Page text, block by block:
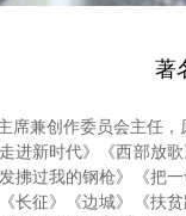
著
兼创作委员会主任，
进新时代》《西部放
拂过我的钢枪》《把
长征》《边城》《扶